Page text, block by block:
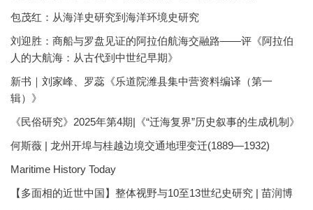
包茂红：从海洋史研究到海洋环境史研究
刘迎胜：商船与罗盘见证的阿拉伯航海交融路——评《阿拉伯
人的大航海：从古代到中世纪早期》
新书｜刘家峰、罗蕊《乐道院潍县集中营资料编译（第一
辑）》
《民俗研究》2025年第4期|《“迁海复界”历史叙事的生成机制》
何斯薇 | 龙州开埠与桂越边境交通地理变迁(1889—1932)
Maritime History Today
【多面相的近世中国】整体视野与10至13世纪史研究 | 苗润博